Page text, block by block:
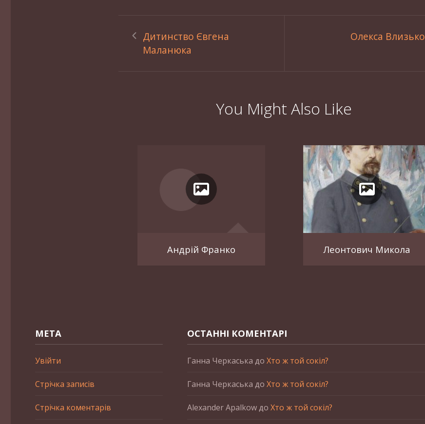
Дитинство Євгена
Маланюка
Олекса Влизько
You Might Also Like
Андрій Франко Леонтович Микола
МЕТА
Увійти
Стрічка записів
Стрічка коментарів
ОСТАННІ КОМЕНТАРІ
Ганна Черкаська до Хто ж той сокіл?
Ганна Черкаська до Хто ж той сокіл?
Alexander Apalkowдо Хто ж той сокіл?